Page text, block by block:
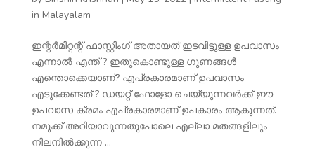
in Malayalam
ഇന്റർമിറ്റന്റ് ഫാസ്റ്റിംഗ് അതായത് ഇടവിട്ടുള്ള ഉപവാസം
എന്നാൽ എന്ത് ? ഇതുകൊണ്ടുള്ള ഗുണങ്ങൾ
എന്തൊക്കെയാണ്? എപ്രകാരമാണ് ഉപവാസം
എടുക്കേണ്ടത് ? ഡയറ്റ് ഫോളോ ചെയ്യുന്നവർക്ക് ഈ
ഉപവാസ ക്രമം എപ്രകാരമാണ് ഉപകാരം ആകുന്നത്.
നമുക്ക് അറിയാവുന്നതുപോലെ എല്ലാ മതങ്ങളിലും
നിലനിൽക്കുന്ന ...